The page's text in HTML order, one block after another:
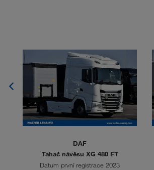
DAF
Tahač návěsu XG 480 FT
Datum první registrace 2023